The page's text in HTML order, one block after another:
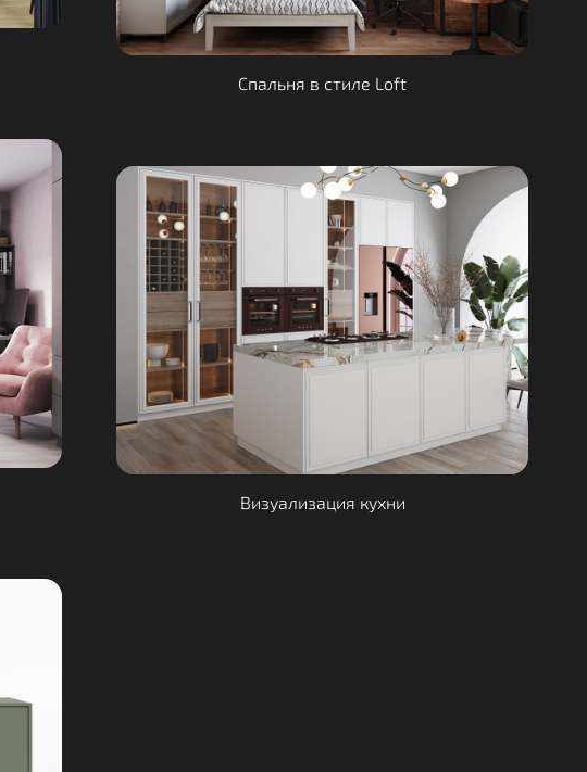
Спальня в стиле Loft
Визуализация кухни